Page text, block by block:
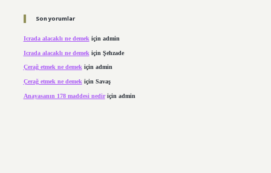
Son yorumlar
Icrada alacaklı ne demek için admin
Icrada alacaklı ne demek için Şehzade
Çerağ etmek ne demekiçin admin
Çerağ etmek ne demek için Savaş
Anayasanın 178 maddesi nediriçin admin